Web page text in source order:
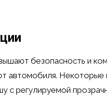
безопасность и
автомобиля.
с регулируемой